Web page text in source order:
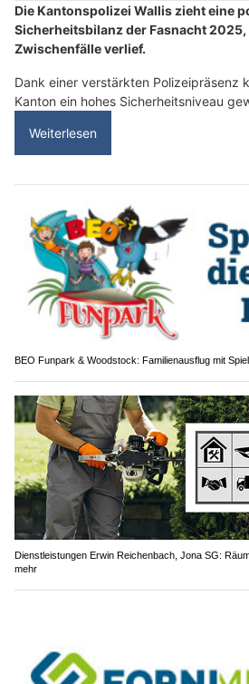
Die Kantonspolizei Wallis zieht eine
Sicherheitsbilanz der Fasnacht
Zwischenfälle verlief.
Dank einer verstärkten Polizeipräsenz
Kanton ein hohes Sicherheitsniveau
Weiterlesen
BEO Funpark & Woodstock: Familienausflug mit
Dienstleistungen Erwin Reichenbach, Jona SG:
mehr